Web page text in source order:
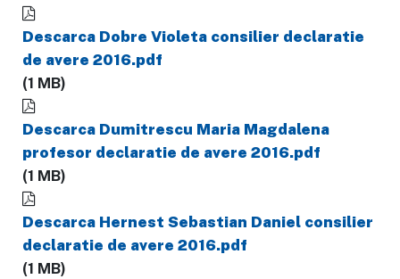
Descarca Dobre Violeta consilier declaratie
de avere 2016.pdf
(1 MB)
Descarca Dumitrescu Maria Magdalena
profesor declaratie de avere 2016.pdf
(1 MB)
Descarca Hernest Sebastian Daniel consilier
declaratie de avere 2016.pdf
(1 MB)